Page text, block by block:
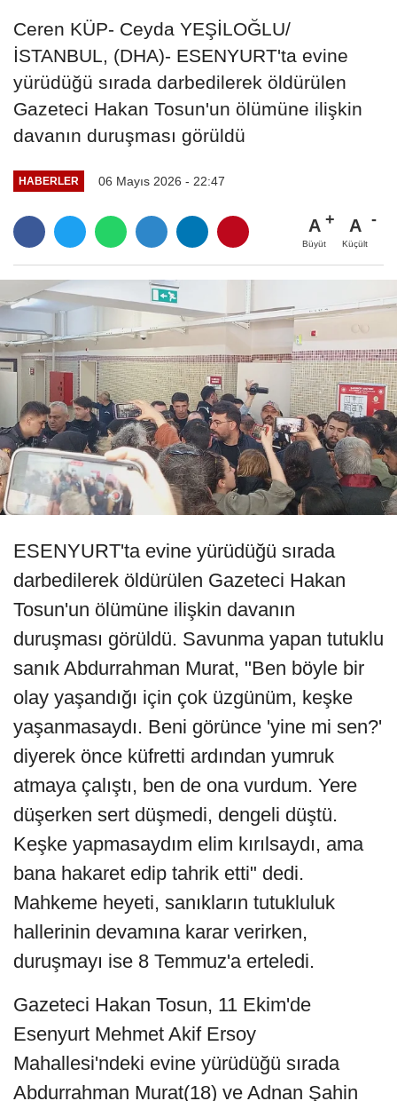
Ceren KÜP- Ceyda YEŞİLOĞLU/
İSTANBUL, (DHA)- ESENYURT'ta evine
yürüdüğü sırada darbedilerek öldürülen
Gazeteci Hakan Tosun'un ölümüne ilişkin
davanın duruşması görüldü
HABERLER 06 Mayıs 2026 - 22:47
A
Büyüt
A
Küçült
ESENYURT'ta evine yürüdüğü sırada
darbedilerek öldürülen Gazeteci Hakan
Tosun'un ölümüne ilişkin davanın
duruşması görüldü. Savunma yapan tutuklu
sanık Abdurrahman Murat, "Ben böyle bir
olay yaşandığı için çok üzgünüm, keşke
yaşanmasaydı. Beni görünce 'yine mi sen?'
diyerek önce küfretti ardından yumruk
atmaya çalıştı, ben de ona vurdum. Yere
düşerken sert düşmedi, dengeli düştü.
Keşke yapmasaydım elim kırılsaydı, ama
bana hakaret edip tahrik etti" dedi.
Mahkeme heyeti, sanıkların tutukluluk
hallerinin devamına karar verirken,
duruşmayı ise 8 Temmuz'a erteledi.
Gazeteci Hakan Tosun, 11 Ekim'de
Esenyurt Mehmet Akif Ersoy
Mahallesi'ndeki evine yürüdüğü sırada
Abdurrahman Murat(18) ve Adnan Şahin